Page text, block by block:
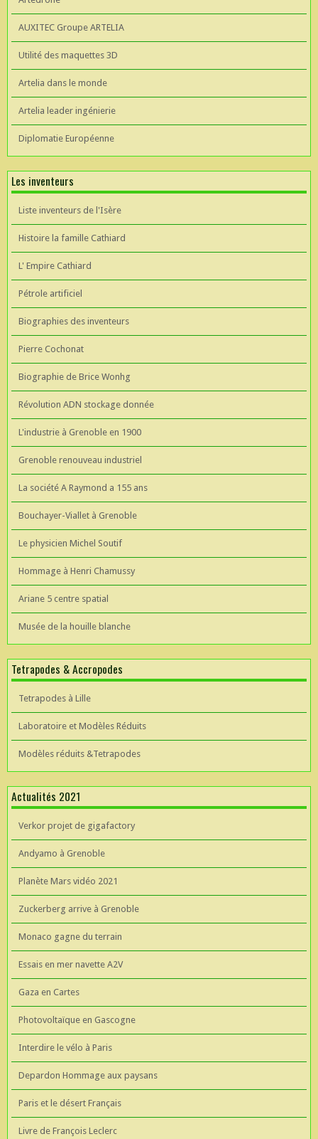
AUXITEC Groupe ARTELIA
Utilité des maquettes 3D
Artelia dans le monde
Artelia leader ingénierie
Diplomatie Européenne
Les inventeurs
Liste inventeurs de l'Isère
Histoire la famille Cathiard
L' Empire Cathiard
Pétrole artificiel
Biographies des inventeurs
Pierre Cochonat
Biographie de Brice Wonhg
Révolution ADN stockage donnée
L'industrie à Grenoble en 1900
Grenoble renouveau industriel
La société A Raymond a 155 ans
Bouchayer-Viallet à Grenoble
Le physicien Michel Soutif
Hommage à Henri Chamussy
Ariane 5 centre spatial
Musée de la houille blanche
Tetrapodes & Accropodes
Tetrapodes à Lille
Laboratoire et Modèles Réduits
Modèles réduits &Tetrapodes
Actualités 2021
Verkor projet de gigafactory
Andyamo à Grenoble
Planète Mars vidéo 2021
Zuckerberg arrive à Grenoble
Monaco gagne du terrain
Essais en mer navette A2V
Gaza en Cartes
Photovoltaïque en Gascogne
Interdire le vélo à Paris
Depardon Hommage aux paysans
Paris et le désert Français
Livre de François Leclerc